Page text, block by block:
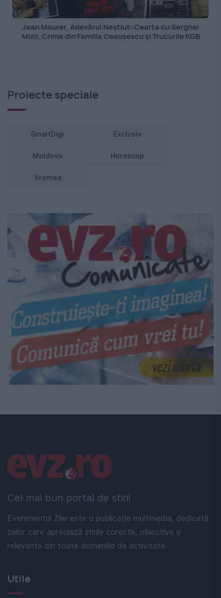
Jean Maurer, Adevărul Neștiut: Cearta cu Serghei
Mizil, Crima din Familia Ceaușescu și Trucurile KGB
Proiecte speciale
SmartDigi Exclusiv
Moldova Horoscop
Vremea
Cel mai bun portal de stiri!
Evenimentul Zilei este o publicație multimedia, dedicată
celor care apreciază știrile corecte, obiective și
relevante din toate domeniile de activitate
Linkuri utile
Utile